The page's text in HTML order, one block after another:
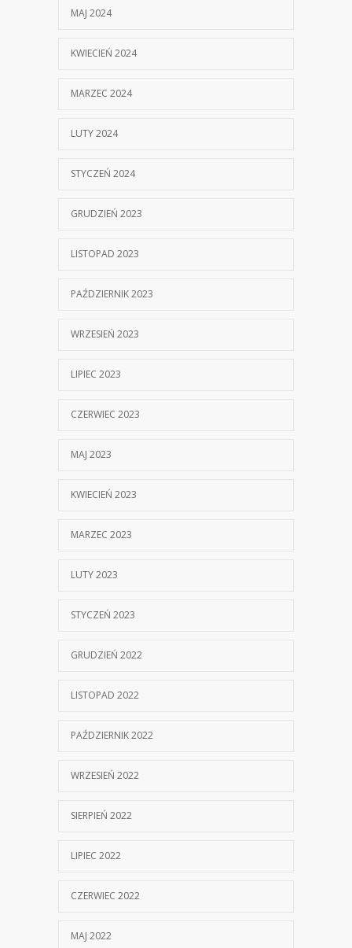
MAJ 2024
KWIECIEŃ 2024
MARZEC 2024
LUTY 2024
STYCZEŃ 2024
GRUDZIEŃ 2023
LISTOPAD 2023
PAŹDZIERNIK 2023
WRZESIEŃ 2023
LIPIEC 2023
CZERWIEC 2023
MAJ 2023
KWIECIEŃ 2023
MARZEC 2023
LUTY 2023
STYCZEŃ 2023
GRUDZIEŃ 2022
LISTOPAD 2022
PAŹDZIERNIK 2022
WRZESIEŃ 2022
SIERPIEŃ 2022
LIPIEC 2022
CZERWIEC 2022
MAJ 2022